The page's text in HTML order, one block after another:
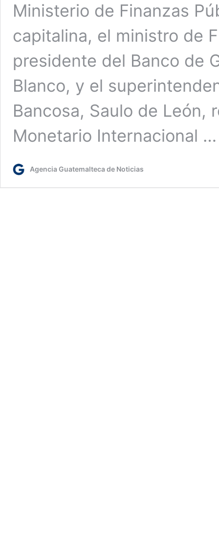
Ministerio de Finanzas
capitalina, el ministro de
presidente del Banco de
Blanco, y el
Bancosa, Saulo de León,
Monetario Internacional
Agencia Guatemalteca de Noticias